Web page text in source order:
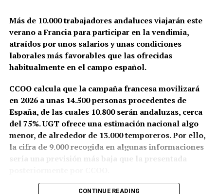
Más de 10.000 trabajadores andaluces viajarán este
verano a Francia para participar en la vendimia,
atraídos por unos salarios y unas condiciones
laborales más favorables que las ofrecidas
habitualmente en el campo español.
CCOO calcula que la campaña francesa movilizará
en 2026 a unas 14.500 personas procedentes de
España, de las cuales 10.800 serán andaluzas, cerca
del 75%. UGT ofrece una estimación nacional algo
menor, de alrededor de 13.000 temporeros. Por ello,
la cifra de 9.000 recogida en algunas informaciones
sería una previsión más baja que la presentada
Granada y Jaén aportarán conjuntamente unos 8.000
CONTINUE READING